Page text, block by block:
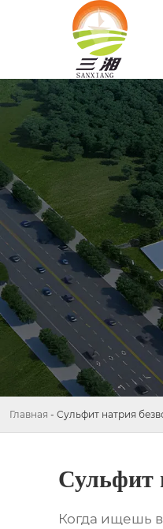
Главная - Сульфит натрия
Сульфит
Когда ищешь в